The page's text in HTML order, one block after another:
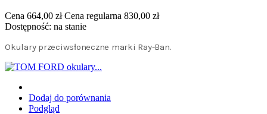
Cena 664,00 zł Cena regularna 830,00 zł
Dostępność: na stanie
Okulary przeciwsłoneczne marki Ray-Ban.
Dodaj do porównania
Podgląd